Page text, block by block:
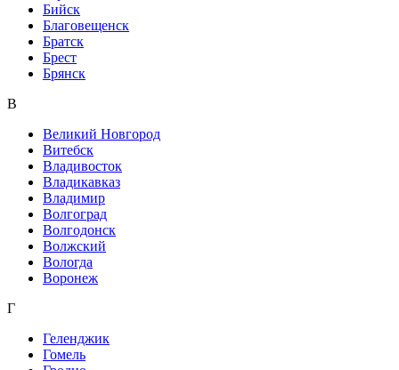
Бийск
Благовещенск
Братск
Брест
Брянск
В
Великий Новгород
Витебск
Владивосток
Владикавказ
Владимир
Волгоград
Волгодонск
Волжский
Вологда
Воронеж
Г
Геленджик
Гомель